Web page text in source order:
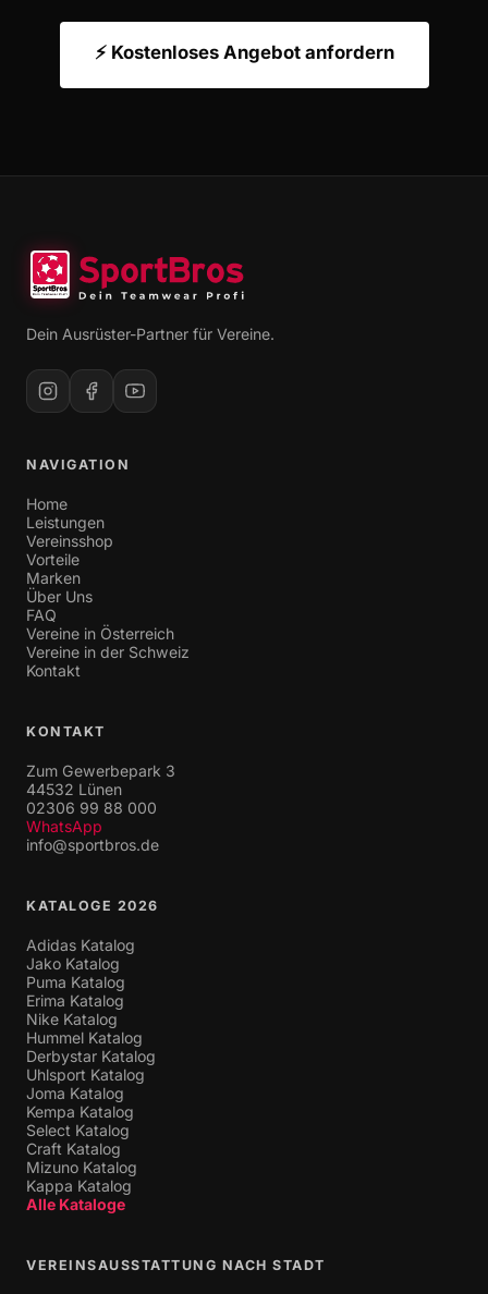
⚡ Kostenloses Angebot anfordern
Dein Ausrüster-Partner für Vereine.
NAVIGATION
Home
Leistungen
Vereinsshop
Vorteile
Marken
Über Uns
FAQ
Vereine in Österreich
Vereine in der Schweiz
Kontakt
KONTAKT
Zum Gewerbepark 3
44532 Lünen
02306 99 88 000
WhatsApp
info@sportbros.de
KATALOGE 2026
Adidas Katalog
Jako Katalog
Puma Katalog
Erima Katalog
Nike Katalog
Hummel Katalog
Derbystar Katalog
Uhlsport Katalog
Joma Katalog
Kempa Katalog
Select Katalog
Craft Katalog
Mizuno Katalog
Kappa Katalog
Alle Kataloge
VEREINSAUSSTATTUNG NACH STADT